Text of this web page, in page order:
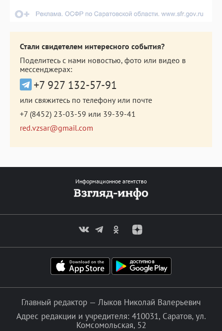
Стали свидетелем интересного события?
Поделитесь с нами новостью, фото или видео в
мессенджерах:
+7 927 132-57-91
или свяжитесь по телефону или почте
+7 (8452) 23-03-59 или 39-39-41
red.vzsar@gmail.com
Информационное агентство
Главный редактор — Лыков Николай Валерьевич
Адрес редакции и учредителя: 410031, Саратов, ул.
Комсомольская, 52